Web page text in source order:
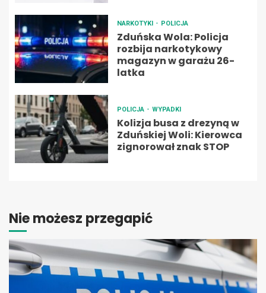
NARKOTYKI POLICJA
Zduńska Wola: Policja
rozbija narkotykowy
magazyn w garażu 26-
latka
POLICJA WYPADKI
Kolizja busa z drezyną w
Zduńskiej Woli: Kierowca
zignorował znak STOP
Nie możesz przegapić